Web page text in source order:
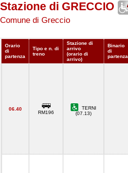
Stazione di GRECCIO
Comune di Greccio
Orario
di
partenza
Tipo e n. di
treno
Stazione di
arrivo
(orario di
arrivo)
Binario
di
partenza
06.40
RM196
TERNI
(07.13)